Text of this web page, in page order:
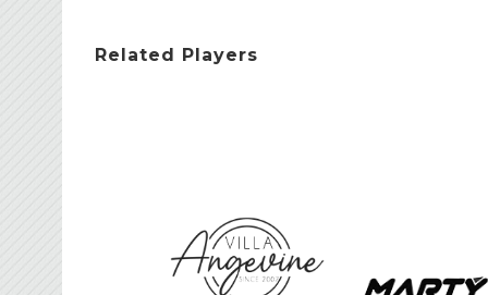
Related Players